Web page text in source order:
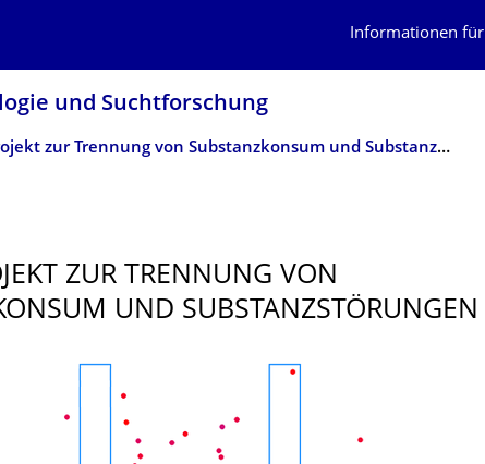
Informationen für
und Suchtforschung
Neues Projekt zur Trennung von Substanzkonsum und Substanzstörungen
ZUR TRENNUNG VON
UND SUBSTANZSTÖRUN­GEN